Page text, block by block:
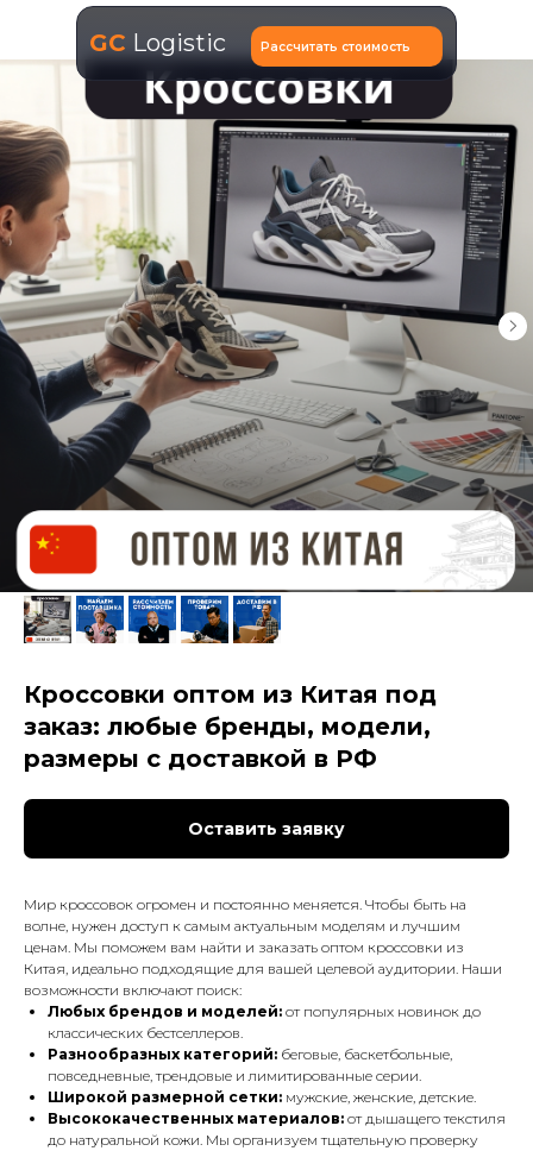
GC Logistic Рассчитать стоимость
Кроссовки оптом из Китая под
заказ: любые бренды, модели,
размеры с доставкой в РФ
Оставить заявку
Мир кроссовок огромен и постоянно меняется. Чтобы быть на
волне, нужен доступ к самым актуальным моделям и лучшим
ценам. Мы поможем вам найти и заказать оптом кроссовки из
Китая, идеально подходящие для вашей целевой аудитории. Наши
возможности включают поиск:
Любых брендов и моделей: от популярных новинок до
классических бестселлеров.
Разнообразных категорий: беговые, баскетбольные,
повседневные, трендовые и лимитированные серии.
Широкой размерной сетки: мужские, женские, детские.
Высококачественных материалов: от дышащего текстиля
до натуральной кожи. Мы организуем тщательную проверку